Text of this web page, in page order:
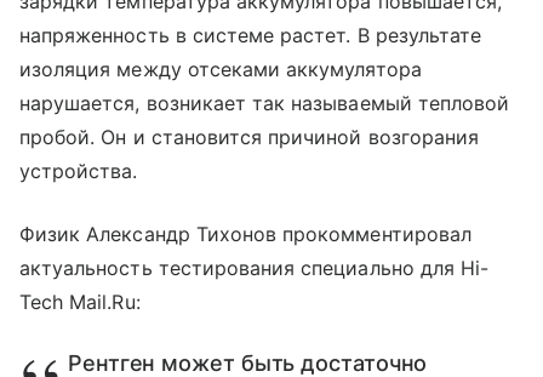
напряженность в системе растет. В результате
изоляция между отсеками аккумулятора
нарушается, возникает так называемый тепловой
пробой. Он и становится причиной возгорания
устройства.
Физик Александр Тихонов прокомментировал
актуальность тестирования специально для Hi-
Tech Mail.Ru:
Рентген может быть достаточно